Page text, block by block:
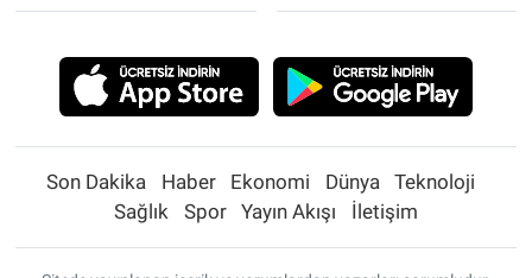
Son Dakika Haber Ekonomi Dünya
Teknoloji
Sağlık
Spor Yayın Akışı İletişim